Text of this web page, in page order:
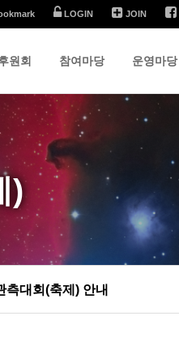
LOGIN JOIN
원회 참여마당 운영마당
)
측대회(축제) 안내